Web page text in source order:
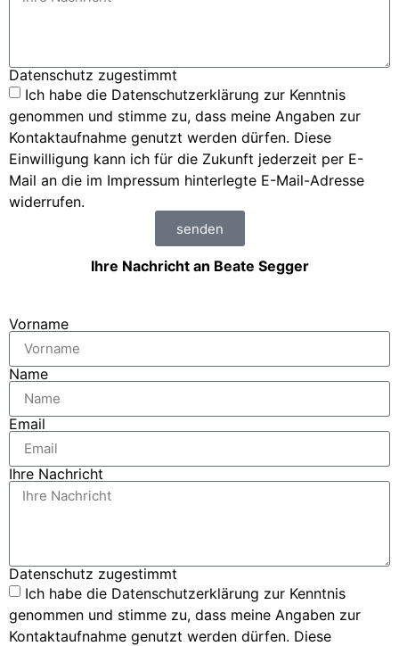
Datenschutz zugestimmt
Ich habe die Datenschutzerklärung zur Kenntnis
genommen und stimme zu, dass meine Angaben zur
Kontaktaufnahme genutzt werden dürfen. Diese
Einwilligung kann ich für die Zukunft jederzeit per E-
Mail an die im Impressum hinterlegte E-Mail-Adresse
widerrufen.
senden
Ihre Nachricht an Beate Segger
Vorname
Name
Email
Ihre Nachricht
Datenschutz zugestimmt
Ich habe die Datenschutzerklärung zur Kenntnis
genommen und stimme zu, dass meine Angaben zur
Kontaktaufnahme genutzt werden dürfen. Diese